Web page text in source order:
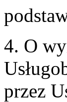
4. O
przez